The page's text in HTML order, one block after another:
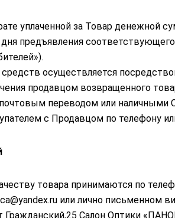
уплаченной за Товар денежной
предъявления
осуществляется
продавцом возвращенного
переводом или наличными
с Продавцом по телефону
товара принимаются по
или лично письменном
Гражданский,25 Салон Оптики